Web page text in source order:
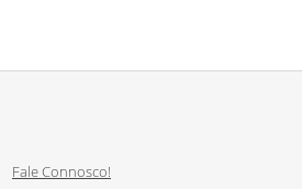
Fale Connosco!